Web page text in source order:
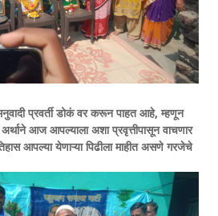
प्रवर्ती डोकं वर करून पाहत आहे, म्हणून
अर्थाने आज आपल्याला अशा प्रवृत्तीपासून वाचणार
आपल्या येणाऱ्या पिढीला माहीत असणे गरजेचे